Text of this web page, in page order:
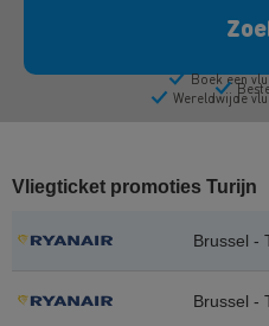
Vliegticket promoties Turijn
Brussel -
Brussel -